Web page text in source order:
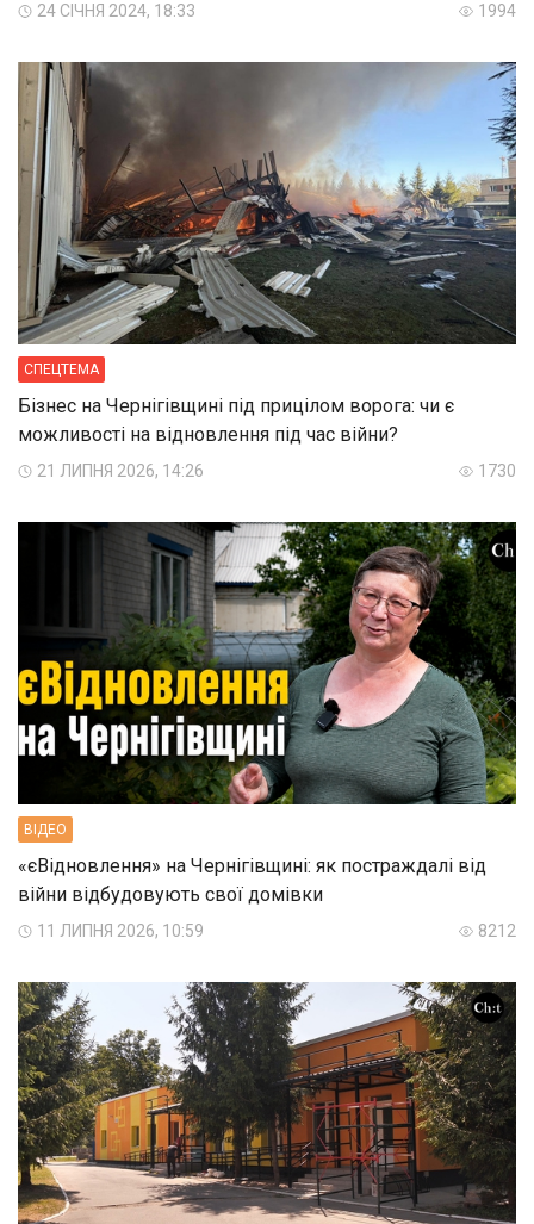
24 СІЧНЯ 2024, 18:33 1994
СПЕЦТЕМА
Бізнес на Чернігівщині під прицілом ворога: чи є
можливості на відновлення під час війни?
21 ЛИПНЯ 2026, 14:26 1730
ВIДЕО
«єВідновлення» на Чернігівщині: як постраждалі від
війни відбудовують свої домівки
11 ЛИПНЯ 2026, 10:59 8212